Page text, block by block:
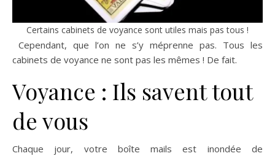
Certains cabinets de voyance sont utiles mais pas tous !
Cependant, que l’on ne s’y méprenne pas. Tous les
cabinets de voyance ne sont pas les mêmes ! De fait.
Voyance : Ils savent tout
de vous
Chaque jour, votre boîte mails est inondée de